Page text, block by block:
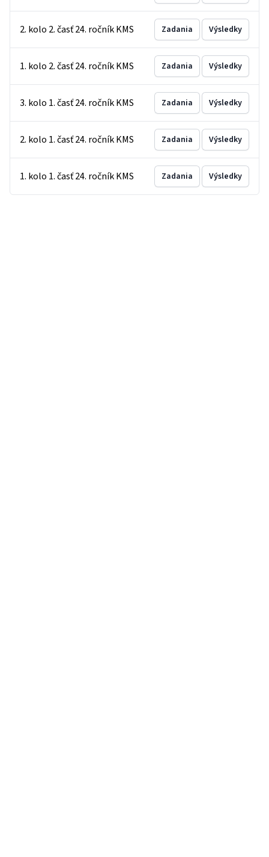
2. kolo 2. časť 24. ročník KMS Zadania Výsledky
1. kolo 2. časť 24. ročník KMS Zadania Výsledky
3. kolo 1. časť 24. ročník KMS Zadania Výsledky
2. kolo 1. časť 24. ročník KMS Zadania Výsledky
1. kolo 1. časť 24. ročník KMS Zadania Výsledky